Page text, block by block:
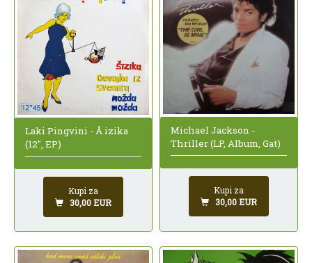
Laki Pingvini - Å izika
(12", EP)
Kupi za
30,00 EUR
Michael Jackson -
Thriller (LP, Album, Gat)
Kupi za
30,00 EUR